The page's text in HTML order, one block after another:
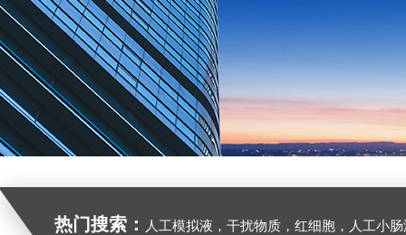
热门搜索： 人工模拟液，干扰物质，红细胞，人工小